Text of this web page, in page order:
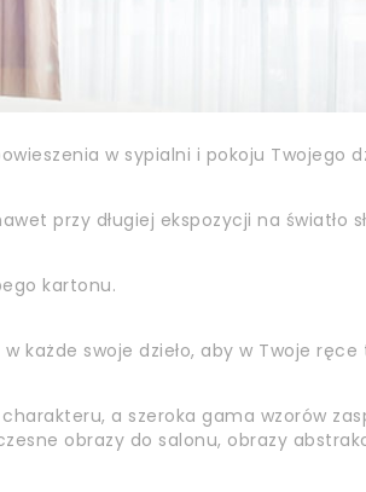
w sypialni i pokoju Twojego
przy długiej ekspozycji na światło
kartonu.
każde swoje dzieło, aby w Twoje ręce
a szeroka gama wzorów
obrazy do salonu, obrazy